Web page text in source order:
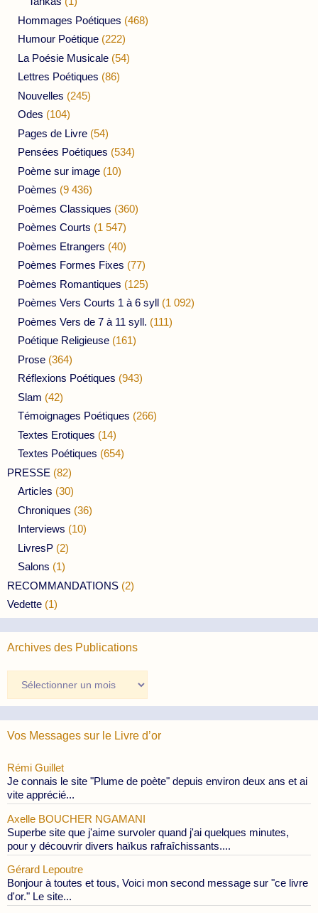
Hommages Poétiques (468)
Humour Poétique (222)
La Poésie Musicale (54)
Lettres Poétiques (86)
Nouvelles (245)
Odes (104)
Pages de Livre (54)
Pensées Poétiques (534)
Poème sur image (10)
Poèmes (9 436)
Poèmes Classiques (360)
Poèmes Courts (1 547)
Poèmes Etrangers (40)
Poèmes Formes Fixes (77)
Poèmes Romantiques (125)
Poèmes Vers Courts 1 à 6 syll (1 092)
Poèmes Vers de 7 à 11 syll. (111)
Poétique Religieuse (161)
Prose (364)
Réflexions Poétiques (943)
Slam (42)
Témoignages Poétiques (266)
Textes Erotiques (14)
Textes Poétiques (654)
PRESSE (82)
Articles (30)
Chroniques (36)
Interviews (10)
LivresP (2)
Salons (1)
RECOMMANDATIONS (2)
Vedette (1)
Archives des Publications
des
Publications
Vos Messages sur le Livre d’or
Rémi Guillet
Je connais le site "Plume de poète" depuis environ deux ans et ai
vite apprécié...
Axelle BOUCHER NGAMANI
Superbe site que j'aime survoler quand j'ai quelques minutes,
pour y découvrir divers haïkus rafraîchissants....
Gérard Lepoutre
Bonjour à toutes et tous, Voici mon second message sur "ce livre
d'or." Le site...